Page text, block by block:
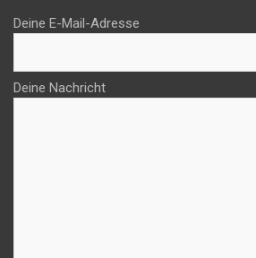
Deine E-Mail-Adresse
Deine Nachricht